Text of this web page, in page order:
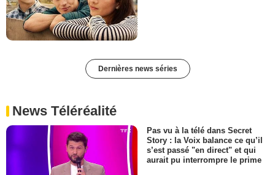
Dernières news séries
News Téléréalité
Pas vu à la télé dans Secret
Story : la Voix balance ce qu’il
s’est passé "en direct" et qui
aurait pu interrompre le prime